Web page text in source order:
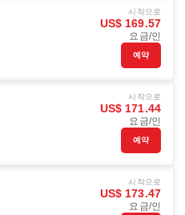
시작으로
US$ 169.57
요금/인
예약
시작으로
US$ 171.44
요금/인
예약
시작으로
US$ 173.47
요금/인